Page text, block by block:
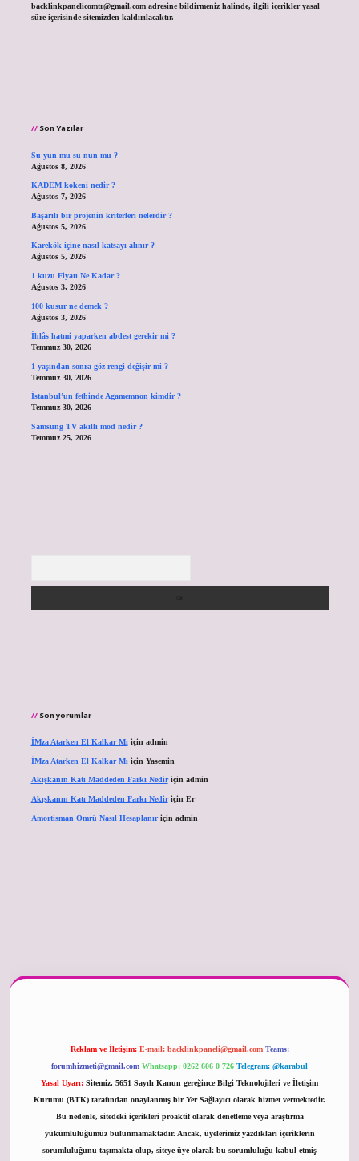
backlinkpanelicomtr@gmail.comadresine bildirmeniz halinde, ilgili içerikler yasal
süre içerisinde sitemizden kaldırılacaktır.
Son Yazılar
Su yun mu su nun mu ?
Ağustos 8, 2026
KADEM kokeni nedir ?
Ağustos 7, 2026
Başarılı bir projenin kriterleri nelerdir ?
Ağustos 5, 2026
Karekök içine nasıl katsayı alınır ?
Ağustos 5, 2026
1 kuzu Fiyatı Ne Kadar ?
Ağustos 3, 2026
100 kusur ne demek ?
Ağustos 3, 2026
İhlâs hatmi yaparken abdest gerekir mi ?
Temmuz 30, 2026
1 yaşından sonra göz rengi değişir mi ?
Temmuz 30, 2026
İstanbul’un fethinde Agamemnon kimdir ?
Temmuz 30, 2026
Samsung TV akıllı mod nedir ?
Temmuz 25, 2026
Son yorumlar
İMza Atarken El Kalkar Mıiçin admin
İMza Atarken El Kalkar Mıiçin Yasemin
Akışkanın Katı Maddeden Farkı Nediriçin admin
Akışkanın Katı Maddeden Farkı Nediriçin Er
Amortisman Ömrü Nasıl Hesaplanıriçin admin
Reklam ve İletişim: E-mail: backlinkpaneli@gmail.com Teams:
forumhizmeti@gmail.com Whatsapp: 0262 606 0 726 Telegram: @karabul
Yasal Uyarı: Sitemiz, 5651 Sayılı Kanun gereğince Bilgi Teknolojileri ve İletişim
Kurumu (BTK) tarafından onaylanmış bir Yer Sağlayıcı olarak hizmet vermektedir.
Bu nedenle, sitedeki içerikleri proaktif olarak denetleme veya araştırma
yükümlülüğümüz bulunmamaktadır. Ancak, üyelerimiz yazdıkları içeriklerin
sorumluluğunu taşımakta olup, siteye üye olarak bu sorumluluğu kabul etmiş